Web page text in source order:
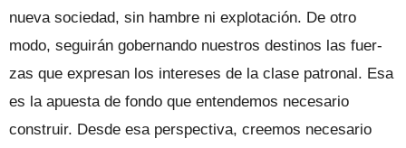
nueva sociedad, sin hambre ni explotación. De otro
modo, seguirán gobernando nuestros destinos las fuer­
zas que expresan los intereses de la clase patronal. Esa
es la apuesta de fondo que entendemos necesario
construir. Desde esa perspectiva, creemos necesario